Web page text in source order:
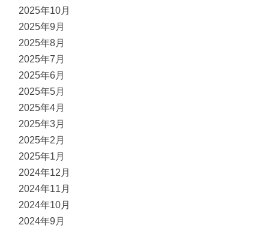
2025年10月
2025年9月
2025年8月
2025年7月
2025年6月
2025年5月
2025年4月
2025年3月
2025年2月
2025年1月
2024年12月
2024年11月
2024年10月
2024年9月